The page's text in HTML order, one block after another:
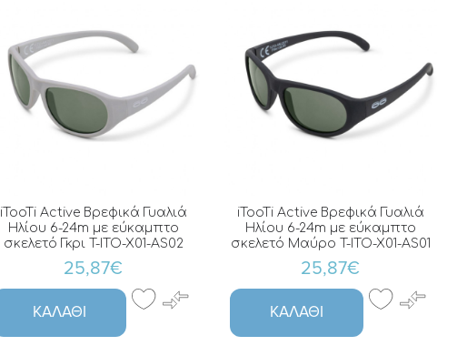
iTooTi Active Βρεφικά Γυαλιά
Ηλίου 6-24m με εύκαμπτο
σκελετό Γκρι T-ITO-X01-AS02
25,87€
ΚΑΛΆΘΙ
iTooTi Active Βρεφικά Γυαλιά
Ηλίου 6-24m με εύκαμπτο
σκελετό Μαύρο T-ITO-X01-AS01
25,87€
ΚΑΛΆΘΙ